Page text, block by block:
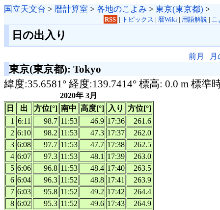
国立天文台 > 暦計算室 > 各地のこよみ > 東京(東京都) >
RSS | トピックス | 暦Wiki| 用語解説| こ
日の出入り
前月 |
東京(東京都): Tokyo
緯度:35.6581° 経度:139.7414° 標高: 0.0 m 標準
2020年 3月
日
出 方位[°] 南中 高度[°] 入り
方位[°]
1 6:11 98.7 11:53 46.9 17:36
261.6
2 6:10 98.2 11:53 47.3 17:37
262.0
3 6:08 97.7 11:53 47.7 17:38
262.5
4 6:07 97.3 11:53 48.1 17:39
263.0
5 6:06 96.8 11:53 48.4 17:40
263.5
6 6:04 96.3 11:52 48.8 17:41
263.9
7 6:03 95.8 11:52 49.2 17:42
264.4
8 6:02 95.3 11:52 49.6 17:43
264.9